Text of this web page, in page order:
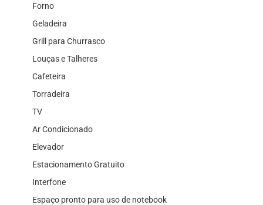
Forno
Geladeira
Grill para Churrasco
Louças e Talheres
Cafeteira
Torradeira
TV
Ar Condicionado
Elevador
Estacionamento Gratuito
Interfone
Espaço pronto para uso de notebook